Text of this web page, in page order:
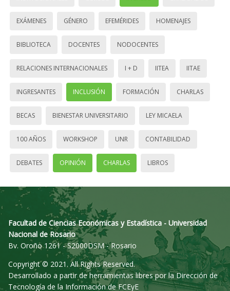
EXÁMENES GÉNERO EFEMÉRIDES HOMENAJES
BIBLIOTECA DOCENTES NODOCENTES
RELACIONES INTERNACIONALES I + D IITEA IITAE
INGRESANTES INCLUSIÓN FORMACIÓN CHARLAS
BECAS BIENESTAR UNIVERSITARIO LEY MICAELA
100 AÑOS WORKSHOP UNR CONTABILIDAD
DEBATES OPINIÓN CHARLAS LIBROS
Facultad de Ciencias Económicas y Estadística - Universidad
Nacional de Rosario
Bv. Oroño 1261 - S2000DSM - Rosario
Copyright © 2021. All Rights Reserved.
Desarrollado a partir de herramientas libres por la Dirección de
Tecnología de la Información de FCEyE